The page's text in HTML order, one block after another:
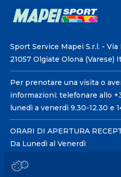
Sport Service Mapei S.r.l. -
21057 Olgiate Olona (Varese)
Per prenotare una visita o
informazioni: telefonare allo
lunedì a venerdì 9.30-12.30 e
ORARI DI APERTURA
Da Lunedì al Venerdì